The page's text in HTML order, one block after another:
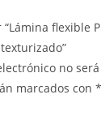
flexible
no
marcados con*